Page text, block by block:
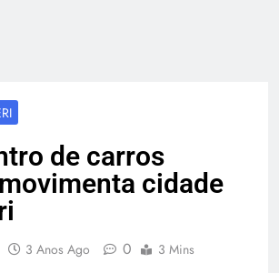
de carros
cidade
3 Anos Ago 0 3 Mins